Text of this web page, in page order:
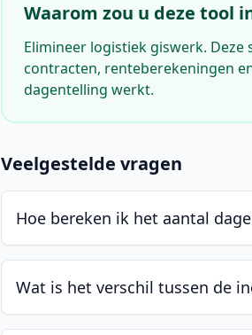
Waarom zou u deze tool
Elimineer logistiek giswerk.
contracten, renteberekeningen
dagentelling werkt.
Veelgestelde vragen
Hoe bereken ik het aantal
Wat is het verschil tussen de